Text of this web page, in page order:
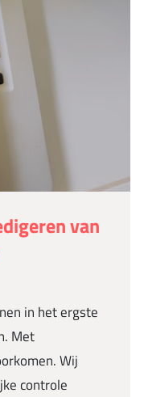
van
in het ergste
Met
Wij
controle